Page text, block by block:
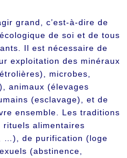
grand, c’est-à-dire de
de soi et de tous
Il est nécessaire de
exploitation des minéraux
microbes,
animaux (élevages
(esclavage), et de
ensemble. Les traditions
rituels alimentaires
…), de purification (loge
(abstinence,